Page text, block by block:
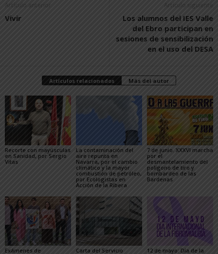
Artículo anterior
Vivir
Artículo siguiente
Los alumnos del IES Valle
del Ebro participan en
sesiones de sensibilización
en el uso del DESA
Artículos relacionados Más del autor
Recorte con mayúsculas
en Sanidad, por Sergio
Vitas
La contaminación del
aire repunta en
Navarra, por el cambio
climático y la mayor
combustión de petróleo,
por Ecologistas en
Acción de la Ribera
7 de junio. XXXVI marcha
por el
desmantelamiento del
polígono de tiro y
bombardeo de las
Bardenas
Exámenes de
Carta del Servicio
12 de mayo: Día de la